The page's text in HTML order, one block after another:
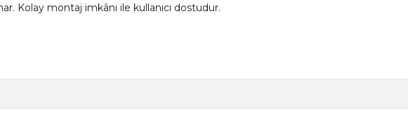
Kolay montaj imkânı ile kullanıcı dostudur.